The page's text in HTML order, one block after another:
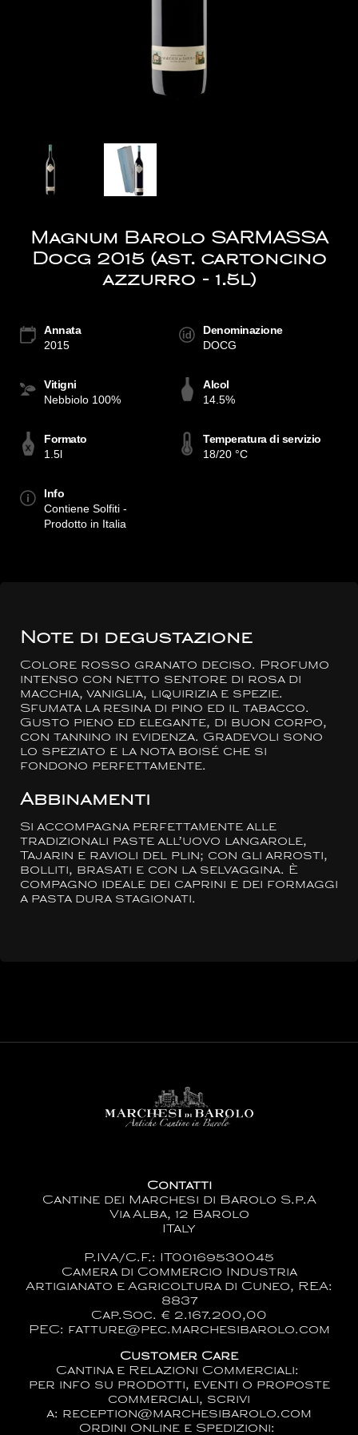
Magnum Barolo SARMASSA
Docg 2015 (ast. cartoncino
azzurro - 1.5l)
Annata
2015
Denominazione
DOCG
Vitigni
Nebbiolo 100%
Alcol
14.5%
Formato
1.5l
Temperatura di servizio
18/20 °C
Info
Contiene Solfiti -
Prodotto in Italia
Note di degustazione
Colore rosso granato deciso. Profumo
intenso con netto sentore di rosa di
macchia, vaniglia, liquirizia e spezie.
Sfumata la resina di pino ed il tabacco.
Gusto pieno ed elegante, di buon corpo,
con tannino in evidenza. Gradevoli sono
lo speziato e la nota boisé che si
fondono perfettamente.
Abbinamenti
Si accompagna perfettamente alle
tradizionali paste all’uovo langarole,
Tajarin e ravioli del plin; con gli arrosti,
bolliti, brasati e con la selvaggina. È
compagno ideale dei caprini e dei formaggi
a pasta dura stagionati.
Contatti
Cantine dei Marchesi di Barolo S.p.A
Via Alba, 12 Barolo
ITaly
P.IVA/C.F.: IT00169530045
Camera di Commercio Industria
Artigianato e Agricoltura di Cuneo, REA:
8837
Cap.Soc. € 2.167.200,00
PEC: fatture@pec.marchesibarolo.com
Customer Care
Cantina e Relazioni Commerciali:
per info su prodotti, eventi o proposte
commerciali, scrivi
a: reception@marchesibarolo.com
Ordini Online e Spedizioni: